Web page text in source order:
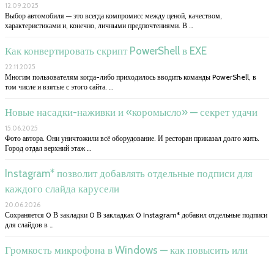
12.09.2025
Выбор автомобиля — это всегда компромисс между ценой, качеством,
характеристиками и, конечно, личными предпочтениями. В …
Как конвертировать скрипт PowerShell в EXE
22.11.2025
Многим пользователям когда-либо приходилось вводить команды PowerShell, в
том числе и взятые с этого сайта. …
Новые насадки-наживки и «коромысло» — секрет удачи
15.06.2025
Фото автора. Они уничтожили всё оборудование. И ресторан приказал долго жить.
Город отдал верхний этаж …
Instagram* позволит добавлять отдельные подписи для
каждого слайда карусели
20.06.2026
Сохраняется 0 В закладки 0 В закладках 0 Instagram* добавил отдельные подписи
для слайдов в …
Громкость микрофона в Windows — как повысить или